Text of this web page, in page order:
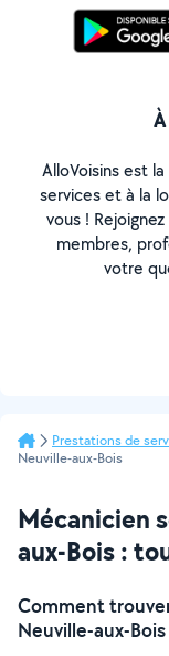
AlloVoisins est
services et à la
vous !
membres,
votre
Prestations de
Neuville-aux-Bois
Mécanicien
aux-Bois :
Comment
Neuville-aux-Bois